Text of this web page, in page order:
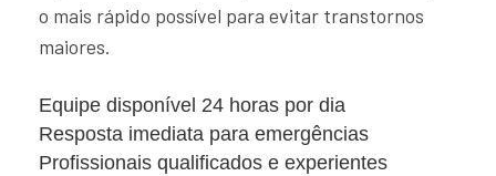
o mais rápido possível para evitar transtornos
maiores.
Equipe disponível 24 horas por dia
Resposta imediata para emergências
Profissionais qualificados e experientes